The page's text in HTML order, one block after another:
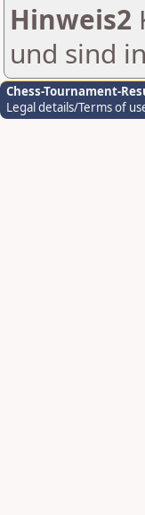
Hinweis2
und sind
Chess-Tournament-
Legal details/Terms of